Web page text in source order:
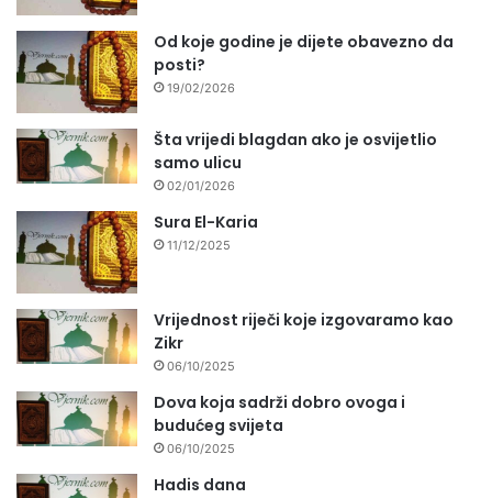
Od koje godine je dijete obavezno da
posti?
19/02/2026
Šta vrijedi blagdan ako je osvijetlio
samo ulicu
02/01/2026
Sura El-Karia
11/12/2025
Vrijednost riječi koje izgovaramo kao
Zikr
06/10/2025
Dova koja sadrži dobro ovoga i
budućeg svijeta
06/10/2025
Hadis dana